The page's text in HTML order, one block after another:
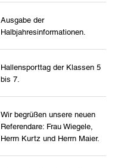
Ausgabe der
Halbjahresinformationen.
Hallensporttag der Klassen 5
bis 7.
Wir begrüßen unsere neuen
Referendare: Frau Wiegele,
Herrn Kurtz und Herrn Maier.